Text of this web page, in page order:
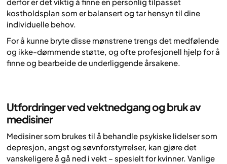
kostholdsplan som er balansert og tar hensyn til dine
individuelle behov.
For å kunne bryte disse mønstrene trengs det medfølende
og ikke-dømmende støtte, og ofte profesjonell hjelp for å
finne og bearbeide de underliggende årsakene.
Utfordringer ved vektnedgang og bruk av
medisiner
Medisiner som brukes til å behandle psykiske lidelser som
depresjon, angst og søvnforstyrrelser, kan gjøre det
vanskeligere å gå ned i vekt – spesielt for kvinner. Vanlige